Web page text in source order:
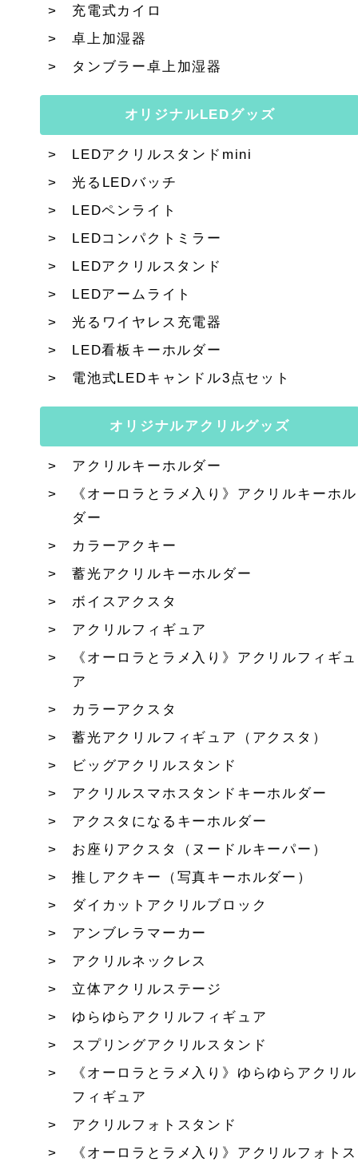
充電式カイロ
卓上加湿器
タンブラー卓上加湿器
オリジナルLEDグッズ
LEDアクリルスタンドmini
光るLEDバッチ
LEDペンライト
LEDコンパクトミラー
LEDアクリルスタンド
LEDアームライト
光るワイヤレス充電器
LED看板キーホルダー
電池式LEDキャンドル3点セット
オリジナルアクリルグッズ
アクリルキーホルダー
《オーロラとラメ入り》アクリルキーホル
ダー
カラーアクキー
蓄光アクリルキーホルダー
ボイスアクスタ
アクリルフィギュア
《オーロラとラメ入り》アクリルフィギュ
ア
カラーアクスタ
蓄光アクリルフィギュア（アクスタ）
ビッグアクリルスタンド
アクリルスマホスタンドキーホルダー
アクスタになるキーホルダー
お座りアクスタ（ヌードルキーパー）
推しアクキー（写真キーホルダー）
ダイカットアクリルブロック
アンブレラマーカー
アクリルネックレス
立体アクリルステージ
ゆらゆらアクリルフィギュア
スプリングアクリルスタンド
《オーロラとラメ入り》ゆらゆらアクリル
フィギュア
アクリルフォトスタンド
《オーロラとラメ入り》アクリルフォトス